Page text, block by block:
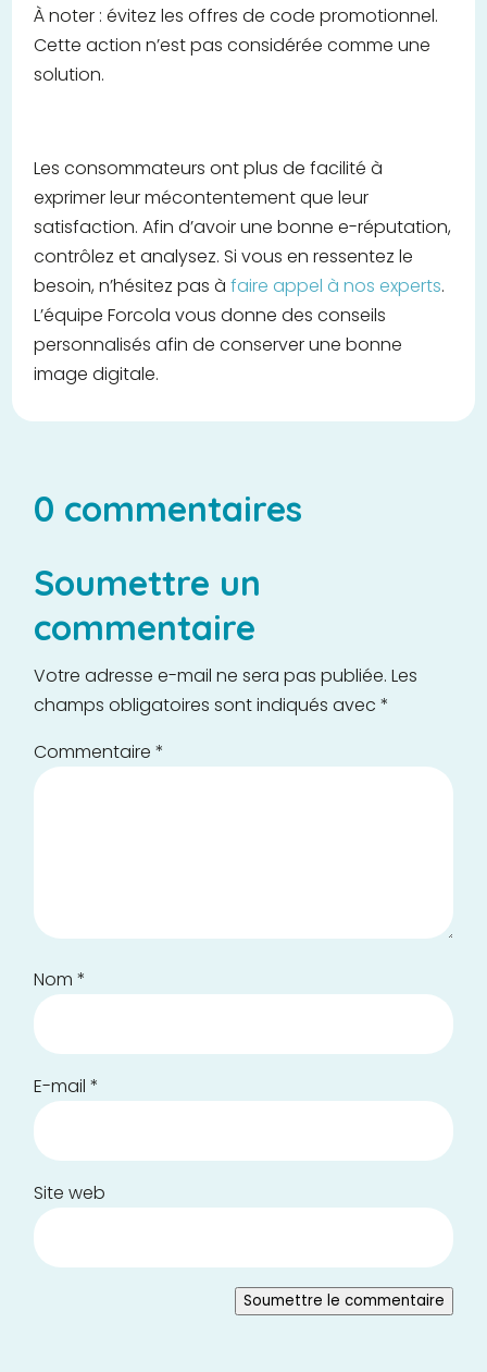
À noter : évitez les offres de code promotionnel.
Cette action n’est pas considérée comme une
solution.
Les consommateurs ont plus de facilité à
exprimer leur mécontentement que leur
satisfaction. Afin d’avoir une bonne e-réputation,
contrôlez et analysez. Si vous en ressentez le
besoin, n’hésitez pas à faire appel à nos experts.
L’équipe Forcola vous donne des conseils
personnalisés afin de conserver une bonne
image digitale.
0 commentaires
Soumettre un
commentaire
Votre adresse e-mail ne sera pas publiée. Les
champs obligatoires sont indiqués avec*
Commentaire*
Nom*
E-mail*
Site web
Soumettre le commentaire